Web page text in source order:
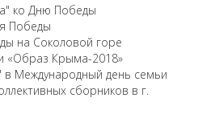
ко Дню Победы
Победы
на Соколовой горе
«Образ Крыма-2018»
Международный день семьи
сборников в г.